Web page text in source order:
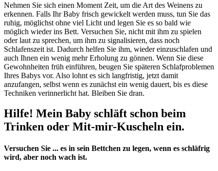
Nehmen Sie sich einen Moment Zeit, um die Art des Weinens zu
erkennen. Falls Ihr Baby frisch gewickelt werden muss, tun Sie das
ruhig, möglichst ohne viel Licht und legen Sie es so bald wie
möglich wieder ins Bett. Versuchen Sie, nicht mit ihm zu spielen
oder laut zu sprechen, um ihm zu signalisieren, dass noch
Schlafenszeit ist. Dadurch helfen Sie ihm, wieder einzuschlafen und
auch Ihnen ein wenig mehr Erholung zu gönnen. Wenn Sie diese
Gewohnheiten früh einführen, beugen Sie späteren Schlafproblemen
Ihres Babys vor. Also lohnt es sich langfristig, jetzt damit
anzufangen, selbst wenn es zunächst ein wenig dauert, bis es diese
Techniken verinnerlicht hat. Bleiben Sie dran.
Hilfe! Mein Baby schläft schon beim
Trinken oder Mit-mir-Kuscheln ein.
Versuchen Sie ... es in sein Bettchen zu legen, wenn es schläfrig
wird, aber noch wach ist.